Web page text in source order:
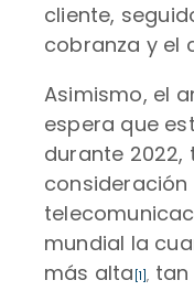
cliente,
cobranza y el
Asimismo, el
espera que
durante 2022,
mundial la
más alta [1], tan